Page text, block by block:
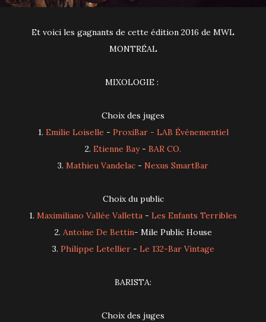
Et voici les gagnants de cette édition 2016 de MWL
MONTRÉAL
MIXOLOGIE :
Choix des juges
1. Emilie Loiselle - ProxiBar - LAB Événementiel
2. Etienne Bay- BAR CO.
3. Mathieu Vandelac - Nexus SmartBar
Choix du public
1. Maximiliano Vallée Valletta - Les Enfants Terribles
2. Antoine De Bettin- Mile Public House
3. Philippe Letellier- Le 132-Bar Vintage
BARISTA:
Choix des juges